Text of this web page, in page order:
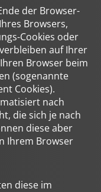
der Browser-
Browsers,
Cookies oder
auf Ihrer
Browser beim
(sogenannte
Cookies).
nach
die sich je nach
diese aber
Ihrem Browser
diese im